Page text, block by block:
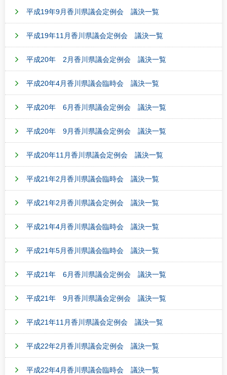
平成19年9月香川県議会定例会 議決一覧
平成19年11月香川県議会定例会 議決一覧
平成20年 2月香川県議会定例会 議決一覧
平成20年4月香川県議会臨時会 議決一覧
平成20年 6月香川県議会定例会 議決一覧
平成20年 9月香川県議会定例会 議決一覧
平成20年11月香川県議会定例会 議決一覧
平成21年2月香川県議会臨時会 議決一覧
平成21年2月香川県議会定例会 議決一覧
平成21年4月香川県議会臨時会 議決一覧
平成21年5月香川県議会臨時会 議決一覧
平成21年 6月香川県議会定例会 議決一覧
平成21年 9月香川県議会定例会 議決一覧
平成21年11月香川県議会定例会 議決一覧
平成22年2月香川県議会定例会 議決一覧
平成22年4月香川県議会臨時会 議決一覧